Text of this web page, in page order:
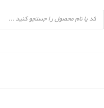
محتوا
Products
search